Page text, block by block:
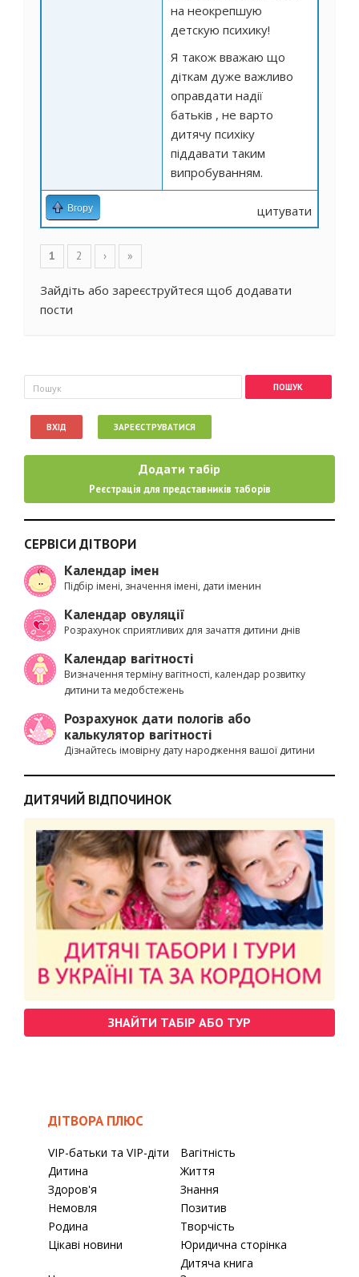
на неокрепшую
детскую психику!
Я також вважаю що
діткам дуже важливо
оправдати надії
батьків , не варто
дитячу психіку
піддавати таким
випробуванням.
Вгору цитувати
Сторінки
1 2 › »
Зайдіть або зареєструйтеся щоб додавати
пости
Пошукова форма
Пошук
ВХІД ЗАРЕЄСТРУВАТИСЯ
Додати табір
Реєстрація для представників таборів
СЕРВІСИ ДІТВОРИ
Календар імен
Підбір імені, значення імені, дати іменин
Календар овуляції
Розрахунок сприятливих для зачаття дитини днів
Календар вагітності
Визначення терміну вагітності, календар розвитку
дитини та медобстежень
Розрахунок дати пологів або
калькулятор вагітності
Дізнайтесь імовірну дату народження вашої дитини
ДИТЯЧИЙ ВІДПОЧИНОК
ЗНАЙТИ ТАБІР АБО ТУР
ДІТВОРА ПЛЮС
VIP-батьки та VIP-діти
Вагітність
Дитина
Життя
Здоров'я
Знання
Немовля
Позитив
Родина
Творчість
Цікаві новини
Юридична сторінка
Дитяча книга